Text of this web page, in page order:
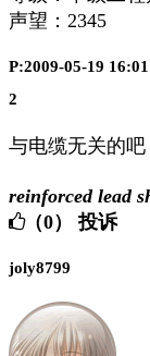
声望： 2345
P:2009-05-19
2
与电缆无关的吧
reinforced lead
（0）
投诉
joly8799